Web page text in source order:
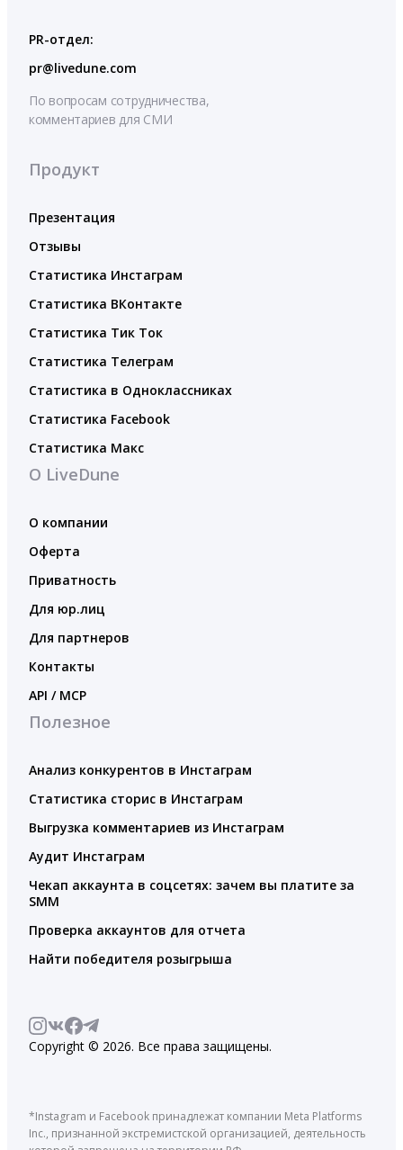
PR-отдел:
pr@livedune.com
По вопросам сотрудничества,
комментариев для СМИ
Продукт
Презентация
Отзывы
Статистика Инстаграм
Статистика ВКонтакте
Статистика Тик Ток
Статистика Телеграм
Статистика в Одноклассниках
Статистика Facebook
Статистика Макс
О LiveDune
О компании
Оферта
Приватность
Для юр.лиц
Для партнеров
Контакты
API / MCP
Полезное
Анализ конкурентов в Инстаграм
Статистика сторис в Инстаграм
Выгрузка комментариев из Инстаграм
Аудит Инстаграм
Чекап аккаунта в соцсетях: зачем вы платите за
SMM
Проверка аккаунтов для отчета
Найти победителя розыгрыша
Copyright © 2026. Все права защищены.
*Instagram и Facebook принадлежат компании Meta Platforms
Inc., признанной экстремистской организацией, деятельность